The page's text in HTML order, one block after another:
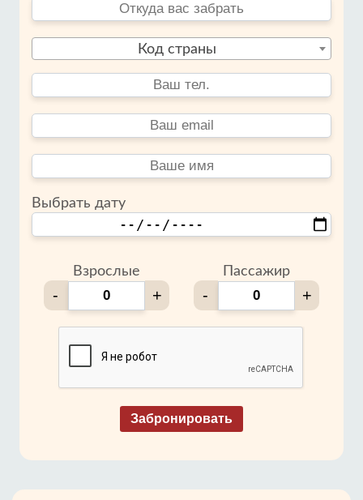
Код страны
Выбрать дату
Взрослые
- +
Пассажир
- +
Забронировать